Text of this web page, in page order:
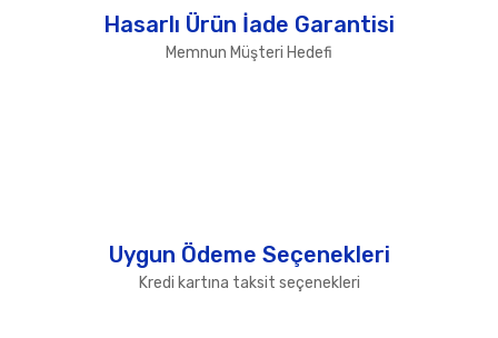
Hasarlı Ürün İade Garantisi
Memnun Müşteri Hedefi
Uygun Ödeme Seçenekleri
Kredi kartına taksit seçenekleri